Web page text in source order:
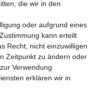
handelt es sich um ein Pflichtfeld.
Impressum
AGB Kontakt
die wir in den
oder aufgrund eines
kann erteilt
Recht, nicht einzuwilligen
Zeitpunkt zu ändern oder
Verwendung
erklären wir in